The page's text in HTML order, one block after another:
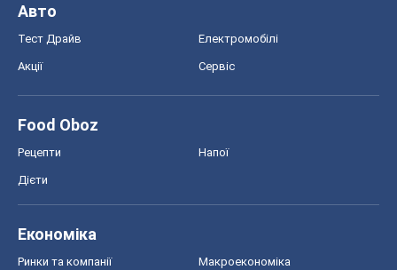
Авто
Тест Драйв Електромобілі
Акції Сервіс
Food Oboz
Рецепти Напої
Дієти
Економіка
Ринки та компанії Макроекономіка